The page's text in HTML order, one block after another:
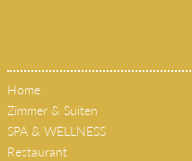
Home
Zimmer & Suiten
SPA & WELLNESS
Restaurant